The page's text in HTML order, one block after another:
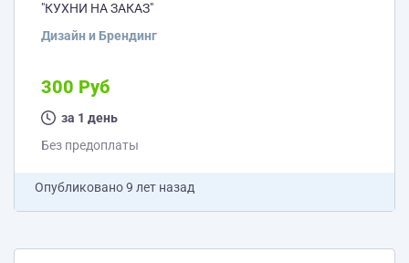
"КУХНИ НА ЗАКАЗ"
Дизайн и Брендинг
300 Руб
за 1 день
Без предоплаты
Опубликовано9 лет назад